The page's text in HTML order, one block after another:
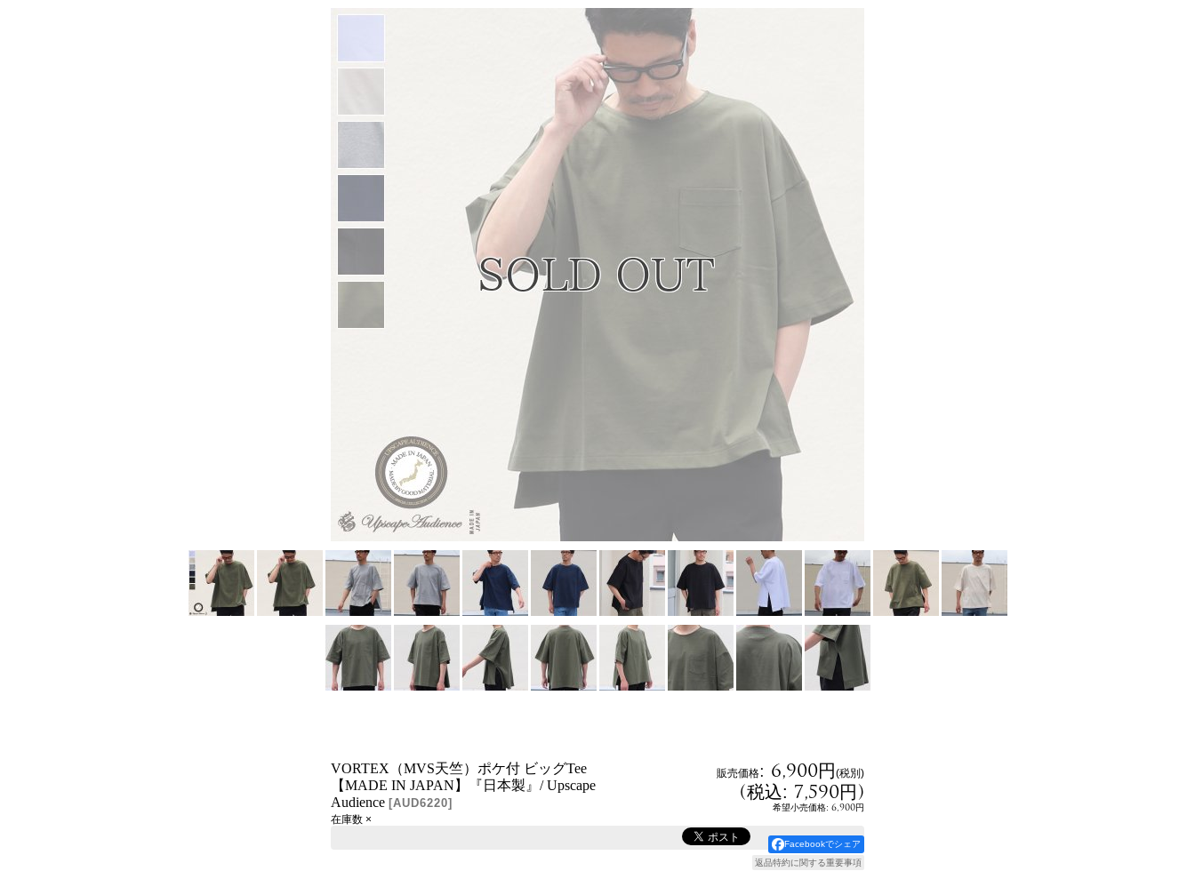
VORTEX（MVS天竺）ポケ付 ビッグTee
【MADE IN JAPAN】『日本製』/ Upscape
Audience [AUD6220]
販売価格: 6,900円(税別)
(税込: 7,590円)
希望小売価格: 6,900円
在庫数 ×
Facebookでシェア
返品特約に関する重要事項